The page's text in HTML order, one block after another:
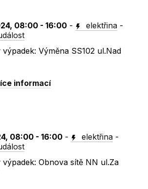
08:00 - 16:00 - elektřina -
Výměna SS102 ul.Nad
informací
08:00 - 16:00 - elektřina -
výpadek: Obnova sítě NN ul.Za